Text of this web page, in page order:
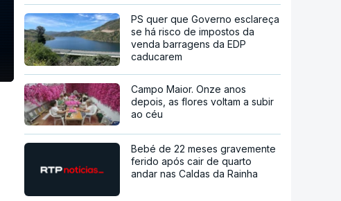
PS quer que Governo esclareça
se há risco de impostos da
venda barragens da EDP
caducarem
Campo Maior. Onze anos
depois, as flores voltam a subir
ao céu
Bebé de 22 meses gravemente
ferido após cair de quarto
andar nas Caldas da Rainha